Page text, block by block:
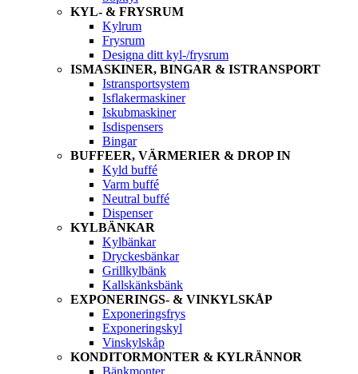
KYL- & FRYSRUM
Kylrum
Frysrum
Designa ditt kyl-/frysrum
ISMASKINER, BINGAR & ISTRANSPORT
Istransportsystem
Isflakermaskiner
Iskubmaskiner
Isdispensers
Bingar
BUFFEER, VÄRMERIER & DROP IN
Kyld buffé
Varm buffé
Neutral buffé
Dispenser
KYLBÄNKAR
Kylbänkar
Dryckesbänkar
Grillkylbänk
Kallskänksbänk
EXPONERINGS- & VINKYLSKÅP
Exponeringsfrys
Exponeringskyl
Vinskylskåp
KONDITORMONTER & KYLRÄNNOR
Bänkmonter